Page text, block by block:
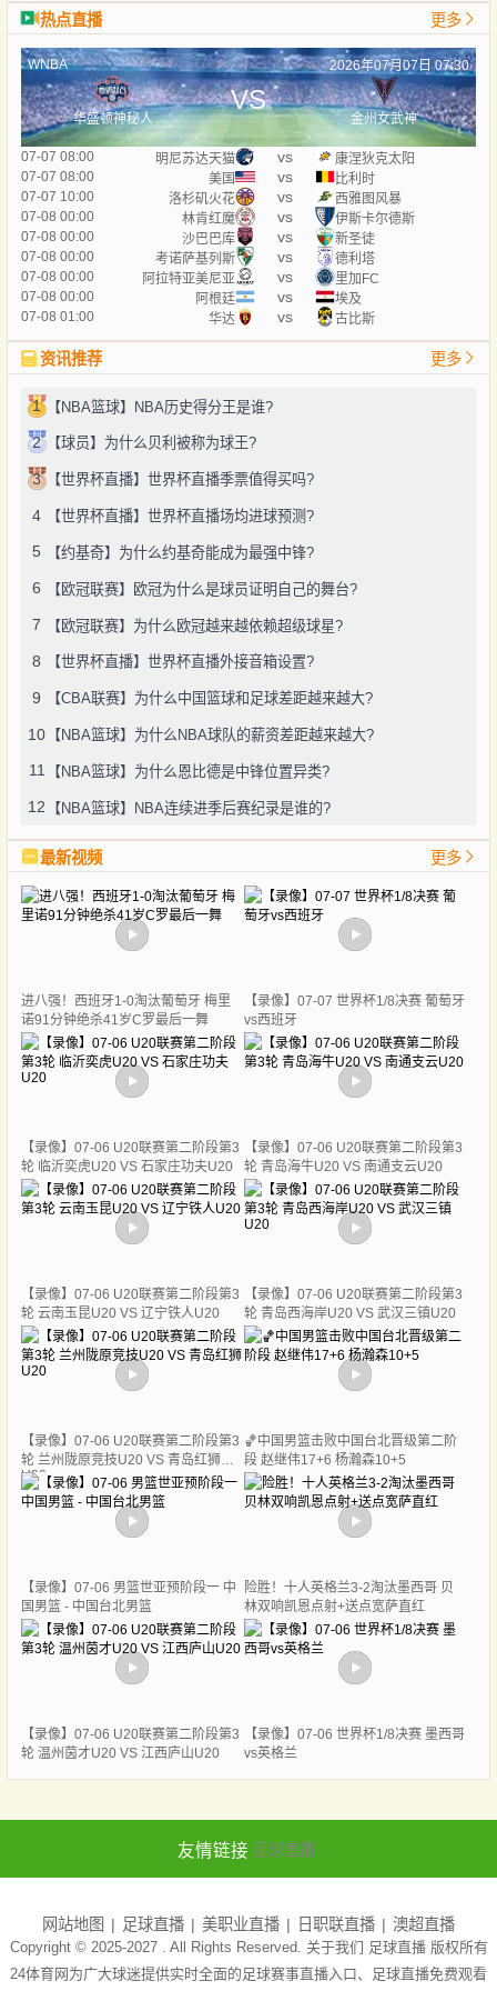
热点直播 更多
WNBA 2026年07月07日 07:30
华盛顿神秘人
VS
金州女武神
07-07 08:00 明尼苏达天猫 vs
康涅狄克太阳
07-07 08:00
美国 vs
比利时
07-07 10:00
洛杉矶火花 vs
西雅图风暴
07-08 00:00
林肯红魔 vs
伊斯卡尔德斯
07-08 00:00
沙巴巴库 vs
新圣徒
07-08 00:00
考诺萨基列斯 vs
德利塔
07-08 00:00
阿拉特亚美尼亚 vs
里加FC
07-08 00:00
阿根廷 vs
埃及
07-08 01:00
华达 vs 古比斯
资讯推荐 更多
1 【NBA篮球】NBA历史得分王是谁?
2 【球员】为什么贝利被称为球王?
3 【世界杯直播】世界杯直播季票值得买吗?
4 【世界杯直播】世界杯直播场均进球预测?
5 【约基奇】为什么约基奇能成为最强中锋?
6 【欧冠联赛】欧冠为什么是球员证明自己的舞台?
7 【欧冠联赛】为什么欧冠越来越依赖超级球星?
8 【世界杯直播】世界杯直播外接音箱设置?
9 【CBA联赛】为什么中国篮球和足球差距越来越大?
10 【NBA篮球】为什么NBA球队的薪资差距越来越大?
11 【NBA篮球】为什么恩比德是中锋位置异类?
12 【NBA篮球】NBA连续进季后赛纪录是谁的?
最新视频 更多
进八强！西班牙1-0淘汰葡萄牙 梅里
诺91分钟绝杀41岁C罗最后一舞
【录像】07-07 世界杯1/8决赛 葡萄牙
vs西班牙
【录像】07-06 U20联赛第二阶段第3
轮 临沂奕虎U20 VS 石家庄功夫U20
【录像】07-06 U20联赛第二阶段第3
轮 青岛海牛U20 VS 南通支云U20
【录像】07-06 U20联赛第二阶段第3
轮 云南玉昆U20 VS 辽宁铁人U20
【录像】07-06 U20联赛第二阶段第3
轮 青岛西海岸U20 VS 武汉三镇U20
【录像】07-06 U20联赛第二阶段第3
轮 兰州陇原竞技U20 VS 青岛红狮
U20
🏀中国男篮击败中国台北晋级第二阶
段 赵继伟17+6 杨瀚森10+5
【录像】07-06 男篮世亚预阶段一 中
国男篮 - 中国台北男篮
险胜！十人英格兰3-2淘汰墨西哥 贝
林双响凯恩点射+送点宽萨直红
【录像】07-06 U20联赛第二阶段第3
轮 温州茵才U20 VS 江西庐山U20
【录像】07-06 世界杯1/8决赛 墨西哥
vs英格兰
友情链接 足球直播
网站地图 足球直播 美职业直播 日职联直播 澳超直播
Copyright © 2025-2027 . All Rights Reserved. 关于我们 足球直播版权所有
24体育网为广大球迷提供实时全面的足球赛事直播入口、足球直播免费观看